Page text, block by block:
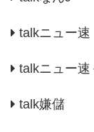
talkニュー速
talkニュー速
talk嫌儲